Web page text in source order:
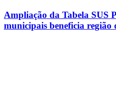
Ampliação da Tabela SUS
municipais beneficia região